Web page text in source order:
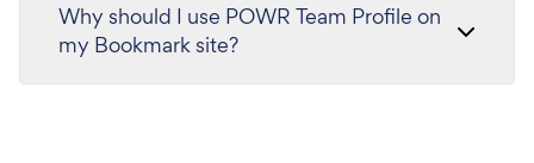
Why should I use POWR Team Profile on
my Bookmark site?